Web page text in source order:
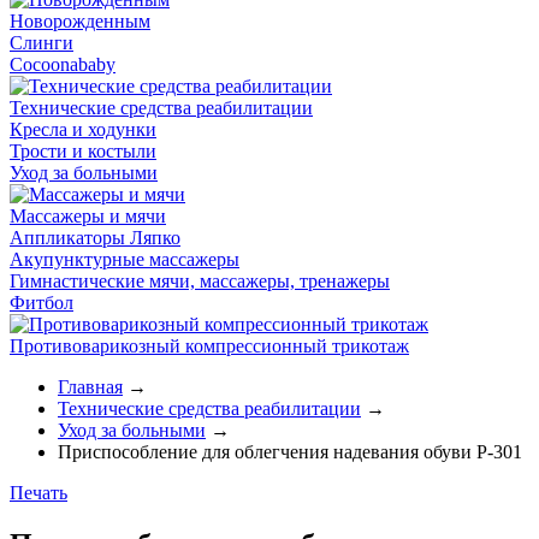
Новорожденным
Слинги
Cocoonababy
Технические средства реабилитации
Кресла и ходунки
Трости и костыли
Уход за больными
Массажеры и мячи
Аппликаторы Ляпко
Акупунктурные массажеры
Гимнастические мячи, массажеры, тренажеры
Фитбол
Противоварикозный компрессионный трикотаж
Главная →
Технические средства реабилитации →
Уход за больными →
Приспособление для облегчения надевания обуви Р-301
Печать